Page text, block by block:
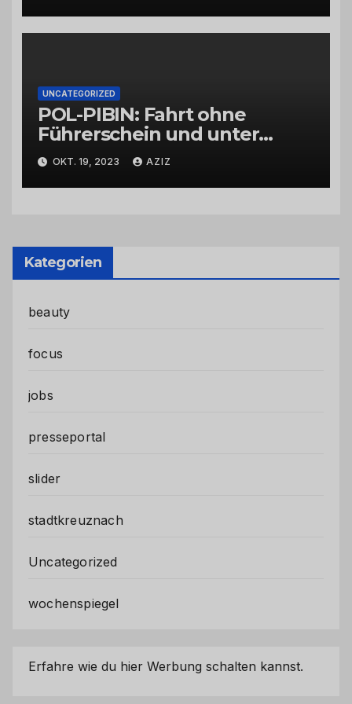
UNCATEGORIZED
POL-PIBIN: Fahrt ohne
Führerschein und unter
Einfluss von Drogen
OKT. 19, 2023 AZIZ
Kategorien
beauty
focus
jobs
presseportal
slider
stadtkreuznach
Uncategorized
wochenspiegel
Erfahre wie du hier Werbung schalten kannst.